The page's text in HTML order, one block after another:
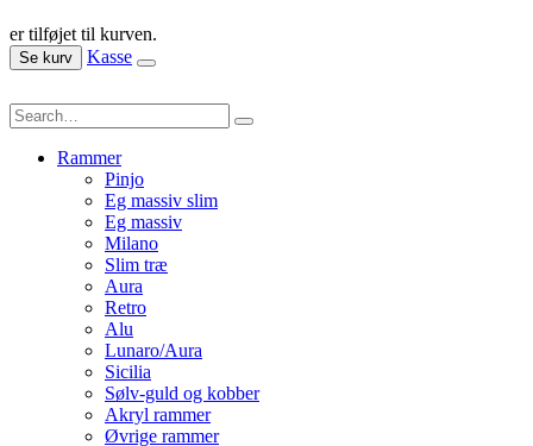
er tilføjet til kurven.
Se kurv Kasse
Rammer
Pinjo
Eg massiv slim
Eg massiv
Milano
Slim træ
Aura
Retro
Alu
Lunaro/Aura
Sicilia
Sølv-guld og kobber
Akryl rammer
Øvrige rammer